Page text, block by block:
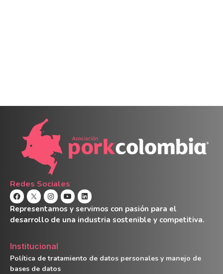
Redes Sociales
Representamos y servimos con pasión para el
desarrollo de una industria sostenible y competitiva.
Institucional
Política de tratamiento de datos personales y manejo de
bases de datos